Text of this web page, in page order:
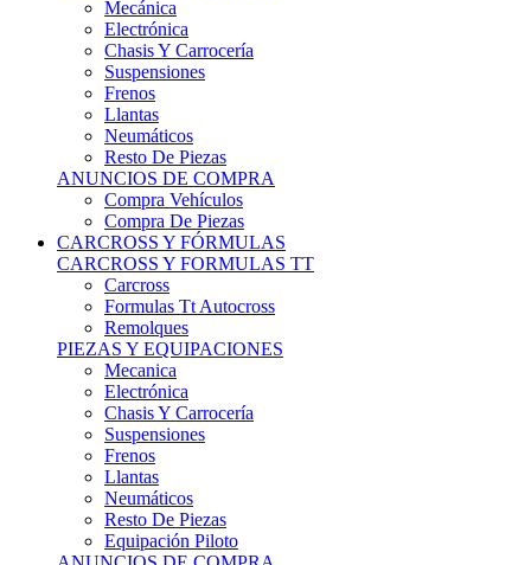
Mecánica
Electrónica
Chasis Y Carrocería
Suspensiones
Frenos
Llantas
Neumáticos
Resto De Piezas
ANUNCIOS DE COMPRA
Compra Vehículos
Compra De Piezas
CARCROSS Y FÓRMULAS
CARCROSS Y FORMULAS TT
Carcross
Formulas Tt Autocross
Remolques
PIEZAS Y EQUIPACIONES
Mecanica
Electrónica
Chasis Y Carrocería
Suspensiones
Frenos
Llantas
Neumáticos
Resto De Piezas
Equipación Piloto